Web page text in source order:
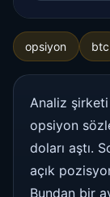
opsiyon btc
Analiz
opsiyon
doları aştı.
açık
Bundan bir